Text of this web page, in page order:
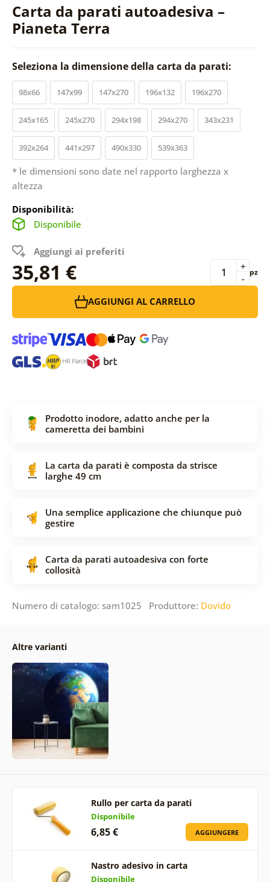
Carta da parati autoadesiva –
Pianeta Terra
Seleziona la dimensione della carta da parati:
98x66 147x99 147x270 196x132 196x270
245x165 245x270 294x198 294x270 343x231
392x264 441x297 490x330 539x363
* le dimensioni sono date nel rapporto larghezza x
altezza
Disponibilità:
Disponibile
Aggiungi ai preferiti
35,81 € -
+ pz
AGGIUNGI AL CARRELLO
Prodotto inodore, adatto anche per la
cameretta dei bambini
La carta da parati è composta da strisce
larghe 49 cm
Una semplice applicazione che chiunque può
gestire
Carta da parati autoadesiva con forte
collosità
Numero di catalogo: sam1025 Produttore: Dovido
Altre varianti
Rullo per carta da parati
Disponibile
6,85 € AGGIUNGERE
Nastro adesivo in carta
Disponibile